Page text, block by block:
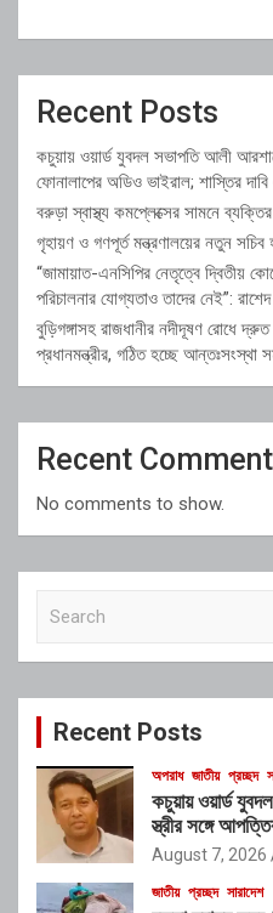
Recent Posts
কচুয়ায় ওয়ার্ড যুবদল সভাপতি আলী
ফোনালাপের অডিও ভাইরাল; শাস্তির দাবি
বরুড়া স্বাস্থ্য কমপ্লেক্সের সামনে
গৃহায়ণ ও গণপূর্ত মন্ত্রণালয়ের নতুন
“জামায়াত-এনসিপির নেতৃত্বে দ্বিতীয়
পরিচালনার যোগ্যতাও তাদের নেই”: রাশেদ
বুড়িগঙ্গাসহ রাজধানীর নদীদূষণ রোধে দ্রুত
প্রধানমন্ত্রীর, গঠিত হচ্ছে আন্তঃসংস্থা
Recent
No comments to show.
c
Recent Posts
অপরাধ জাতীয় প্রচ্ছদ
কচুয়ায় ওয়ার্ড
স্ত্রীর সঙ্গে
শাস্তির দাবি
August 7, 2026
জাতীয় প্রচ্ছদ সারাদেশ